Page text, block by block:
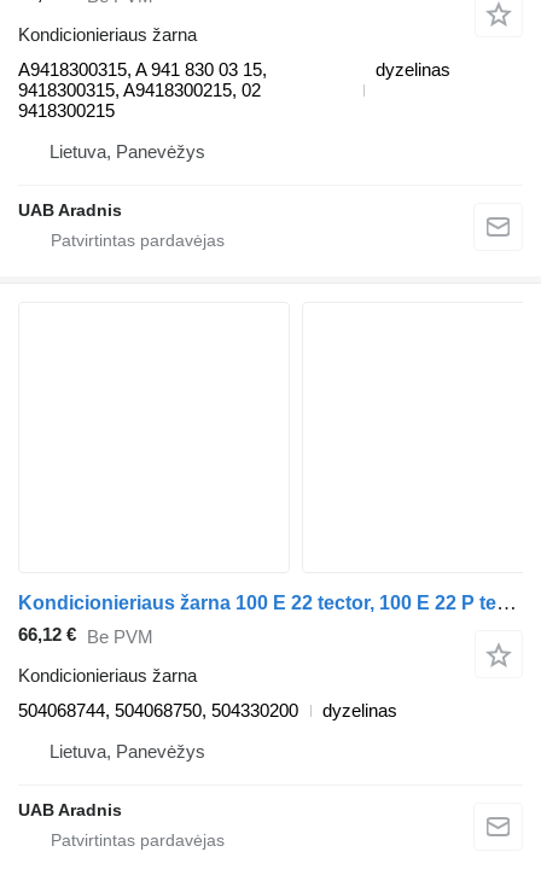
Kondicionieriaus žarna
A9418300315, A 941 830 03 15,
9418300315, A9418300215, 02
9418300215
dyzelinas
Lietuva, Panevėžys
UAB Aradnis
Kondicionieriaus žarna 100 E 22 tector, 100 E 22 P tector, 100 E 22 FP tector 504068744 sunkvežimio IVECO EuroCargo I-III
66,12 € Be PVM
Kondicionieriaus žarna
504068744, 504068750, 504330200
dyzelinas
Lietuva, Panevėžys
UAB Aradnis